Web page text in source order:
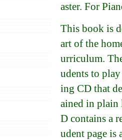
aster. For
This book is
art of the
urriculum.
udents to
ing CD that
ained in plain
D contains a
udent page is